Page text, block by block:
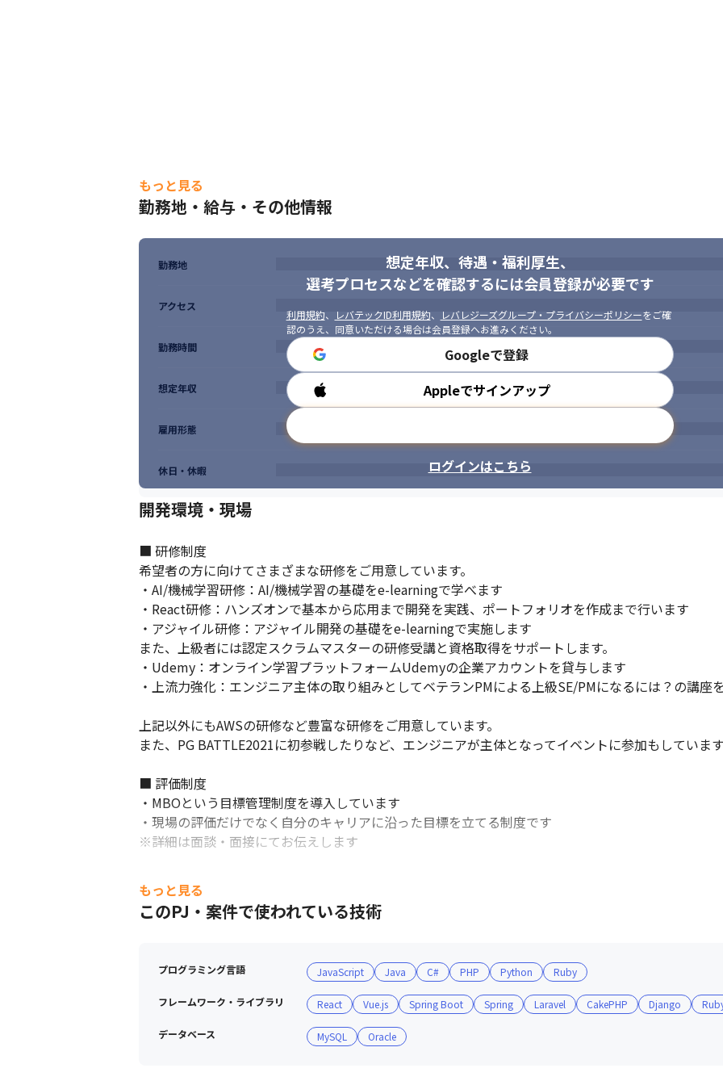
もっと見る
勤務地・給与・その他情報
想定年収、待遇・福利厚生、
選考プロセスなどを確認するには会員登録が必要です
利用規約、 レバテックID利用規約、 レバレジーズグループ・プライバシーポリシーをご確
認のうえ、同意いただける場合は会員登録へお進みください。
Googleで登録
Appleでサインアップ
ログインはこちら
勤務地
アクセス
勤務時間
想定年収
雇用形態
休日・休暇
開発環境・現場
■ 研修制度
希望者の方に向けてさまざまな研修をご用意しています。
・AI/機械学習研修：AI/機械学習の基礎をe-learningで学べます
・React研修：ハンズオンで基本から応用まで開発を実践、ポートフォリオを作成まで行います
・アジャイル研修：アジャイル開発の基礎をe-learningで実施します
また、上級者には認定スクラムマスターの研修受講と資格取得をサポートします。
・Udemy：オンライン学習プラットフォームUdemyの企業アカウントを貸与します
・上流力強化：エンジニア主体の取り組みとしてベテランPMによる上級SE/PMになるには？の講座
上記以外にもAWSの研修など豊富な研修をご用意しています。
また、PG BATTLE2021に初参戦したりなど、エンジニアが主体となってイベントに参加もしています
■ 評価制度
・MBOという目標管理制度を導入しています
・現場の評価だけでなく自分のキャリアに沿った目標を立てる制度です
※詳細は面談・面接にてお伝えします
■ 働く環境
・平均残業時間：19.28h/有給消化率：90％/年間休日125日（2021年度実績）
・育産休取得率100%、男性の育児休暇取得実績あり
・研修/勉強会：600講座以上 /資格取得支援：260資格
もっと見る
このPJ・案件で使われている技術
プログラミング言語 JavaScript Java C# PHP Python Ruby
フレームワーク・ライブラリ React Vue.js Spring Boot Spring Laravel CakePHP Django
データベース MySQL Oracle